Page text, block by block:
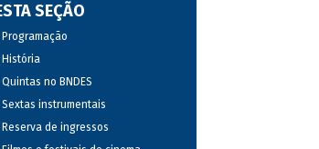
SEÇÃO
Programação
História
Quintas no BNDES
Sextas instrumentais
Reserva de ingressos